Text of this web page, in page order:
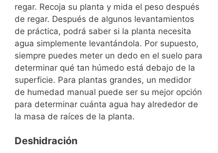
regar. Recoja su planta y mida el peso después
de regar. Después de algunos levantamientos
de práctica, podrá saber si la planta necesita
agua simplemente levantándola. Por supuesto,
siempre puedes meter un dedo en el suelo para
determinar qué tan húmedo está debajo de la
superficie. Para plantas grandes, un medidor
de humedad manual puede ser su mejor opción
para determinar cuánta agua hay alrededor de
la masa de raíces de la planta.
Deshidración